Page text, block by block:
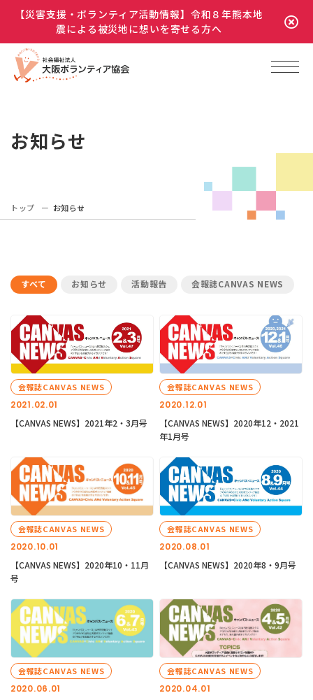
【災害支援・ボランティア活動情報】令和８年熊本地
震による被災地に想いを寄せる方へ
お知らせ
トップ お知らせ
すべて お知らせ 活動報告 会報誌CANVAS NEWS
2021.02.01
会報誌CANVAS NEWS
【CANVAS NEWS】2021年2・3月号
2020.12.01
会報誌CANVAS NEWS
【CANVAS NEWS】2020年12・2021
年1月号
2020.10.01
会報誌CANVAS NEWS
【CANVAS NEWS】2020年10・11月
号
2020.08.01
会報誌CANVAS NEWS
【CANVAS NEWS】2020年8・9月号
2020.06.01
会報誌CANVAS NEWS
2020.04.01
会報誌CANVAS NEWS